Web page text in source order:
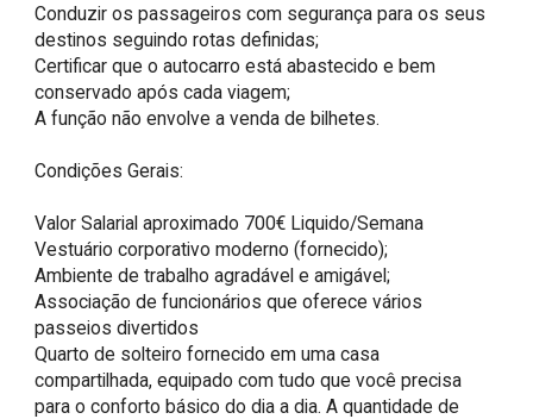
Conduzir os passageiros com segurança para os seus
destinos seguindo rotas definidas;
Certificar que o autocarro está abastecido e bem
conservado após cada viagem;
A função não envolve a venda de bilhetes.
Condições Gerais:
Valor Salarial aproximado 700€ Liquido/Semana
Vestuário corporativo moderno (fornecido);
Ambiente de trabalho agradável e amigável;
Associação de funcionários que oferece vários
passeios divertidos
Quarto de solteiro fornecido em uma casa
compartilhada, equipado com tudo que você precisa
para o conforto básico do dia a dia. A quantidade de